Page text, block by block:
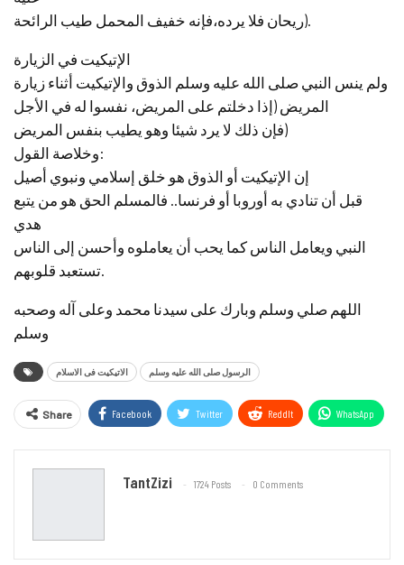
ريحان فلا يرده،فإنه خفيف المحمل طيب الرائحة).
الإتيكيت في الزيارة
ولم ينس النبي صلى الله عليه وسلم الذوق والإتيكيت أثناء زيارة
المريض (إذا دخلتم على المريض، نفسوا له في الأجل
فإن ذلك لا يرد شيئا وهو يطيب بنفس المريض)
وخلاصة القول:
إن الإتيكيت أو الذوق هو خلق إسلامي ونبوي أصيل
قبل أن تنادي به أوروبا أو فرنسا.. فالمسلم الحق هو من يتبع
هدي
النبي ويعامل الناس كما يحب أن يعاملوه وأحسن إلى الناس
تستعبد قلوبهم.
اللهم صلي وسلم وبارك على سيدنا محمد وعلى آله وصحبه
وسلم
الاتيكيت فى الاسلام الرسول صلى الله عليه وسلم
Share Facebook Twitter ReddIt WhatsApp
TantZizi 1724 Posts 0 Comments